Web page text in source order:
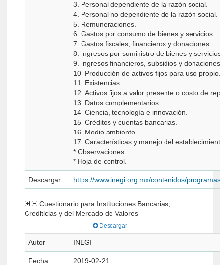
3. Personal dependiente de la razón social.
4. Personal no dependiente de la razón social.
5. Remuneraciones.
6. Gastos por consumo de bienes y servicios.
7. Gastos fiscales, financieros y donaciones.
8. Ingresos por suministro de bienes y
9. Ingresos financieros, subsidios y
10. Producción de activos fijos para uso propio.
11. Existencias.
12. Activos fijos a valor presente o costo de
13. Datos complementarios.
14. Ciencia, tecnología e innovación.
15. Créditos y cuentas bancarias.
16. Medio ambiente.
17. Características y manejo del
* Observaciones.
* Hoja de control.
Descargar https://www.inegi.org.mx/contenidos/
Crediticias y del Mercado de Valores
Descargar
Autor INEGI
Fecha 2019-02-21